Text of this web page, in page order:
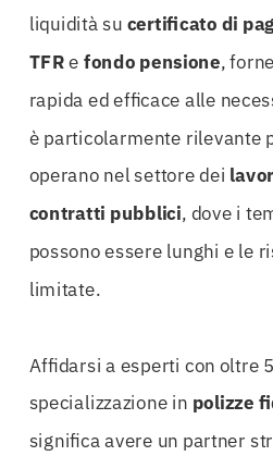
liquidità su certificato di
TFRe fondo pensione,
rapida ed efficace alle
è particolarmente rilevante
operano nel settore dei
contratti pubblici, dove i
possono essere lunghi e le
limitate.
Affidarsi a esperti con oltre
specializzazione in polizze
significa avere un partner